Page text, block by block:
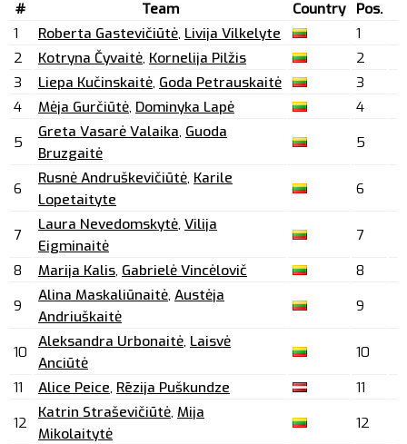
# Team Country
Pos.
1
Roberta Gastevičiūtė, Livija Vilkelyte
1
2
Kotryna Čyvaitė, Kornelija Pilžis
2
3
Liepa Kučinskaitė, Goda Petrauskaitė
3
4
Mėja Gurčiūtė, Dominyka Lapė
4
5
Greta Vasarė Valaika, Guoda
Bruzgaitė
5
6
Rusnė Andruškevičiūtė, Karile
Lopetaityte
6
7
Laura Nevedomskytė, Vilija
Eigminaitė
7
8
Marija Kalis, Gabrielė Vincėlovič
8
9
Alina Maskaliūnaitė, Austėja
Andriuškaitė
9
10
Aleksandra Urbonaitė, Laisvė
Anciūtė
10
11
Alice Peice, Rēzija Puškundze
11
12
Katrin Straševičiūtė, Mija
Mikolaitytė
12